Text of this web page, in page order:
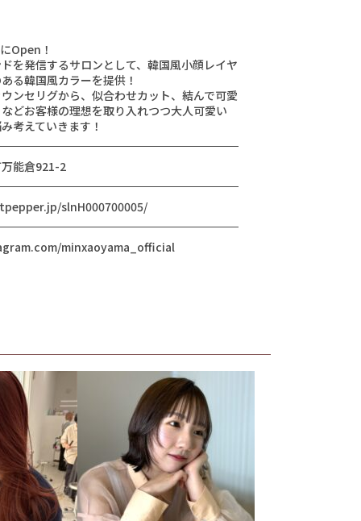
Open！
を発信するサロンとして、韓国風小顔レイヤ
る韓国風カラーを提供！
ンセリグから、似合わせカット、結んで可愛
どお客様の理想を取り入れつつ大人可愛い
考えていきます！
能倉921-2
slnH000700005/
minxaoyama_official